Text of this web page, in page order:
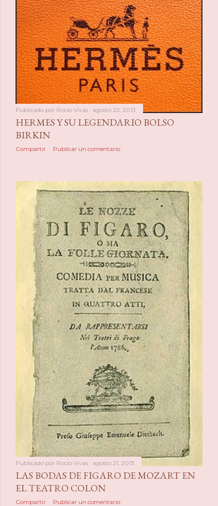
Publicado por Rocio Vivas agosto 23, 2013
HERMES Y SU LEGENDARIO BOLSO
BIRKIN
Compartir Publicar un comentario
Publicado por Rocio Vivas agosto 21, 2013
LAS BODAS DE FIGARO DE MOZART EN
EL TEATRO COLON
Compartir Publicar un comentario